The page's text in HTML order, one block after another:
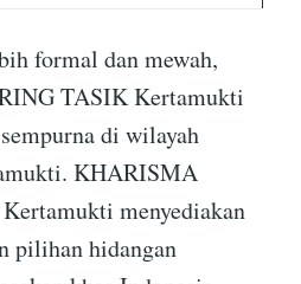
formal dan mewah,
TASIK Kertamukti
di wilayah
KHARISMA
menyediakan
pilihan hidangan